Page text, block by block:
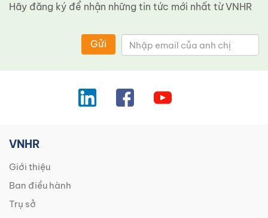
Hãy đăng ký để nhận những tin tức mới nhất từ ​​VNHR
Gửi
VNHR
Giới thiệu
Ban điều hành
Trụ sở